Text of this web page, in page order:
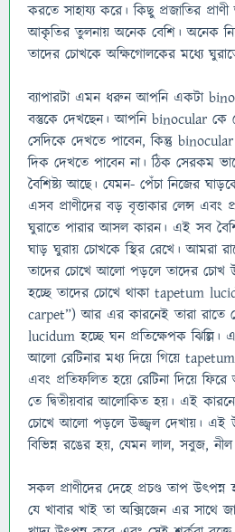
করতে সাহায্য করে। কিছু প্রজাতির
আকৃতির তুলনায় অনেক বেশি। অনেক
তাদের চোখকে অক্ষিগোলকের মধ্যে
ব্যাপারটা এমন ধরুন আপনি একটা
বস্তুকে দেখছেন। আপনি binocular কে
সেদিকে দেখতে পাবেন, কিন্তু
দিক দেখতে পাবেন না। ঠিক সেরকম
বৈশিষ্ট্য আছে। যেমন- পেঁচা নিজের
এসব প্রাণীদের বড় বৃত্তাকার লেন্স এবং
ঘুরাতে পারার আসল কারন। এই সব
ঘাড় ঘুরায় চোখকে স্থির রেখে। আমরা
তাদের চোখে আলো পড়লে তাদের চোখ
হচ্ছে তাদের চোখে থাকা tapetum
carpet”) আর এর কারনেই তারা রাতে
lucidum হচ্ছে ঘন প্রতিক্ষেপক ঝিল্লি।
আলো রেটিনার মধ্য দিয়ে গিয়ে
এবং প্রতিফলিত হয়ে রেটিনা দিয়ে ফিরে
তে দ্বিতীয়বার আলোকিত হয়। এই কারনে
চোখে আলো পড়লে উজ্জ্বল দেখায়। এই
বিভিন্ন রঙের হয়, যেমন লাল, সবুজ,
সকল প্রাণীদের দেহে প্রচণ্ড তাপ উৎপন্ন
যে খাবার খাই তা অক্সিজেন এর সাথে